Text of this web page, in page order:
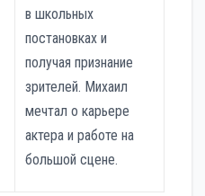
в школьных
постановках и
получая признание
зрителей. Михаил
мечтал о карьере
актера и работе на
большой сцене.